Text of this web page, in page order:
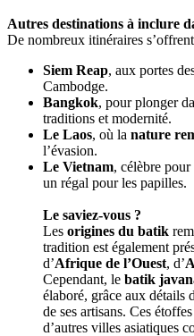
Autres destinations à inclure
De nombreux itinéraires
Siem Reap, aux portes
Cambodge.
Bangkok, pour plonger
traditions et modernité.
Le Laos, où la nature
l’évasion.
Le Vietnam, célèbre pour
un régal pour les papilles.
Le saviez-vous ?
Les origines du batik
tradition est également
d’Afrique de l’Ouest, d’
Cependant, le batik
élaboré, grâce aux détails
de ses artisans. Ces
d’autres villes asiatiques